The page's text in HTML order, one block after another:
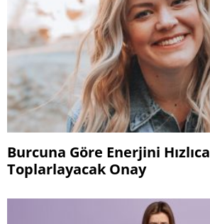
Burcuna Göre Enerjini Hızlıca
Toplarlayacak Onay